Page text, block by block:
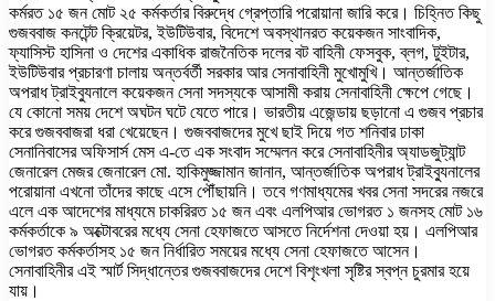
কর্মরত ১৫ জন মোট ২৫ কর্মকর্তার বিরুদ্ধে গ্রেপ্তারি পরোয়ানা জারি করে। চিহ্নিত কিছু
গুজববাজ কনটেন্ট ক্রিয়েটর, ইউটিউবার, বিদেশে অবস্থানরত কয়েকজন সাংবাদিক,
ফ্যাসিস্ট হাসিনা ও দেশের একাধিক রাজনৈতিক দলের বট বাহিনী ফেসবুক, ব্লগ, টুইটার,
ইউটিউবার প্রচারণা চালায় অন্তর্বর্তী সরকার আর সেনাবাহিনী মুখোমুখি। আন্তর্জাতিক
অপরাধ ট্রাইব্যুনালে কয়েকজন সেনা সদস্যকে আসামী করায় সেনাবাহিনী ক্ষেপে গেছে।
যে কোনো সময় দেশে অঘটন ঘটে যেতে পারে। ভারতীয় এজেন্ডায় ছড়ানো এ গুজব প্রচার
করে গুজববাজরা ধরা খেয়েছেন। গুজববাজদের মুখে ছাই দিয়ে গত শনিবার ঢাকা
সেনানিবাসের অফিসার্স মেস এ-তে এক সংবাদ সম্মেলন করে সেনাবাহিনীর অ্যাডজুট্যান্ট
জেনারেল মেজর জেনারেল মো. হাকিমুজ্জামান জানান, আন্তর্জাতিক অপরাধ ট্রাইব্যুনালের
পরোয়ানা এখনো তাঁদের কাছে এসে পৌঁছায়নি। তবে গণমাধ্যমের খবর সেনা সদরের নজরে
এলে এক আদেশের মাধ্যমে চাকরিরত ১৫ জন এবং এলপিআর ভোগরত ১ জনসহ মোট ১৬
কর্মকর্তাকে ৯ অক্টোবরের মধ্যে সেনা হেফাজতে আসতে নির্দেশনা দেওয়া হয়। এলপিআর
ভোগরত কর্মকর্তাসহ ১৫ জন নির্ধারিত সময়ের মধ্যে সেনা হেফাজতে আসেন।
সেনাবাহিনীর এই স্মার্ট সিদ্ধান্তের গুজববাজদের দেশে বিশৃংখলা সৃষ্টির স্বপ্ন চুরমার হয়ে
যায়।